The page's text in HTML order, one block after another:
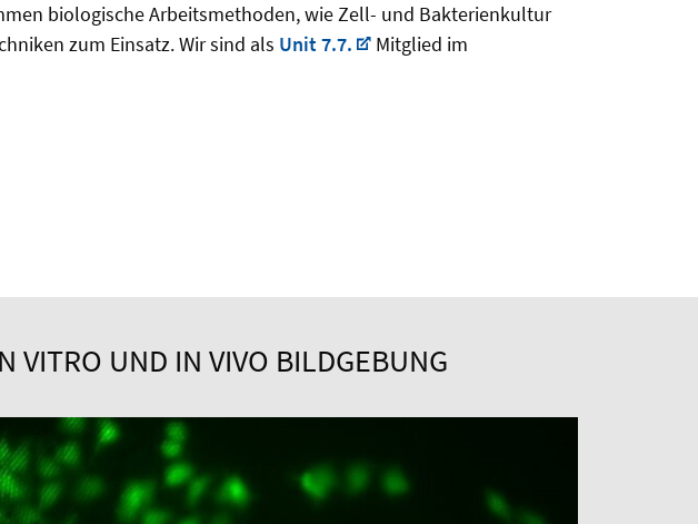
biologische Arbeitsmethoden, wie Zell- und Bakterienkultur
zum Einsatz. Wir sind als Unit 7.7.
Mitglied im
VITRO UND IN VIVO BILDGEBUNG